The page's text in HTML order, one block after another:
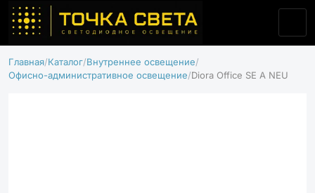
Главная Каталог Внутреннее освещение
Офисно-административное освещение Diora Office SE A NEU